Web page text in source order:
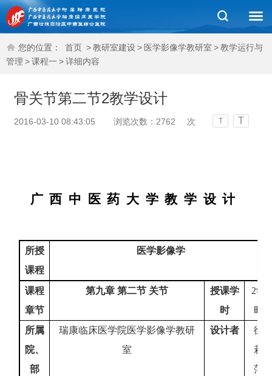
您的位置： 首页 >教研室建设 > 医学影像学教研室 >教学运行与
管理 >课程一 >详细内容
骨关节第二节2教学设计
2016-03-10 08:43:05 浏览次数： 2762 次 T T
广西中医药大学教学设计
所授
课程
医学影像学
课程
章节
第九章 第二节 关节
授课学
时
2学
时
所属
院、
部
瑞康临床医学院医学影像学教研
室
设计者
徐
莉
萍